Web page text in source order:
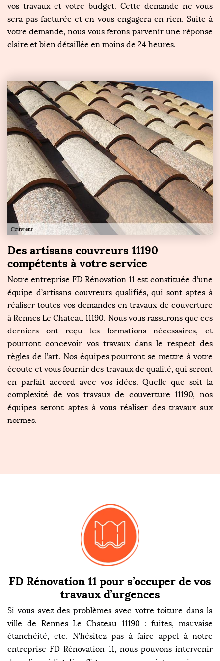
vos travaux et votre budget. Cette demande ne vous
sera pas facturée et en vous engagera en rien. Suite à
votre demande, nous vous ferons parvenir une réponse
claire et bien détaillée en moins de 24 heures.
Des artisans couvreurs 11190
compétents à votre service
Notre entreprise FD Rénovation 11 est constituée d’une
équipe d’artisans couvreurs qualifiés, qui sont aptes à
réaliser toutes vos demandes en travaux de couverture
à Rennes Le Chateau 11190. Nous vous rassurons que ces
derniers ont reçu les formations nécessaires, et
pourront concevoir vos travaux dans le respect des
règles de l’art. Nos équipes pourront se mettre à votre
écoute et vous fournir des travaux de qualité, qui seront
en parfait accord avec vos idées. Quelle que soit la
complexité de vos travaux de couverture 11190, nos
équipes seront aptes à vous réaliser des travaux aux
normes.
FD Rénovation 11 pour s’occuper de vos
travaux d’urgences
Si vous avez des problèmes avec votre toiture dans la
ville de Rennes Le Chateau 11190 : fuites, mauvaise
étanchéité, etc. N’hésitez pas à faire appel à notre
entreprise FD Rénovation 11, nous pouvons intervenir